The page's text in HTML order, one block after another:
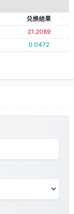
兑换结果
21.2089
0.0472